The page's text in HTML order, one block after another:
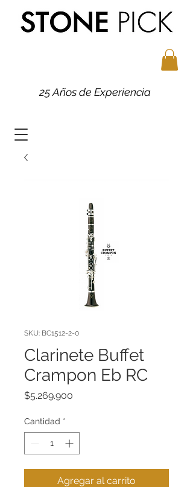
25 Años de Experiencia
SKU: BC1512-2-0
Clarinete Buffet
Crampon Eb RC
$5.269.900
Cantidad *
Agregar al carrito